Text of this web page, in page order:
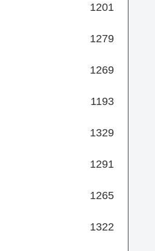
1201
1279
1269
1193
1329
1291
1265
1322